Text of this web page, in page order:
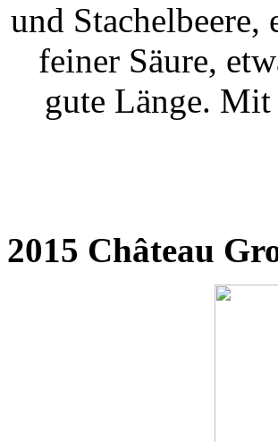
und
feiner Säure,
gute Länge.
2015 Château